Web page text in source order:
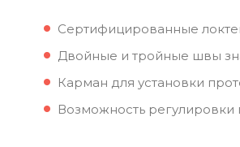
Сертифицированные
Двойные и тройные швы
Карман для установки
Возможность